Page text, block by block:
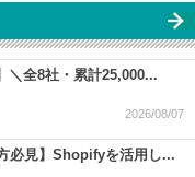
＼全8社・累計25,000...
2026/08/07
必見】Shopifyを活用し...